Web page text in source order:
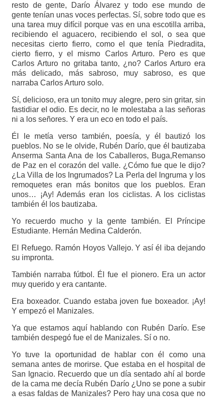
resto de gente, Darío Álvarez y todo ese mundo de
gente tenían unas voces perfectas. Sí, sobre todo que es
una tarea muy difícil porque vas en una escotilla arriba,
recibiendo el aguacero, recibiendo el sol, o sea que
necesitas cierto fierro, como el que tenía Piedradita,
cierto fierro, y el mismo Carlos Arturo. Pero es que
Carlos Arturo no gritaba tanto, ¿no? Carlos Arturo era
más delicado, más sabroso, muy sabroso, es que
narraba Carlos Arturo solo.
Sí, delicioso, era un tonito muy alegre, pero sin gritar, sin
fastidiar el odio. Es decir, no le molestaba a las señoras
ni a los señores. Y era un eco en todo el país.
Él le metía verso también, poesía, y él bautizó los
pueblos. No se le olvide, Rubén Darío, que él bautizaba
Anserma Santa Ana de los Caballeros, Buga,Remanso
de Paz en el corazón del valle. ¿Cómo fue que le dijo?
¿La Villa de los Ingrumados? La Perla del Ingruma y los
remoquetes eran más bonitos que los pueblos. Eran
unos… ¡Ay! Además eran los ciclistas. A los ciclistas
también él los bautizaba.
Yo recuerdo mucho y la gente también. El Príncipe
Estudiante. Hernán Medina Calderón.
El Refuego. Ramón Hoyos Vallejo. Y así él iba dejando
su impronta.
También narraba fútbol. Él fue el pionero. Era un actor
muy querido y era cantante.
Era boxeador. Cuando estaba joven fue boxeador. ¡Ay!
Y empezó el Manizales.
Ya que estamos aquí hablando con Rubén Darío. Ese
también despegó fue el de Manizales. Sí o no.
Yo tuve la oportunidad de hablar con él como una
semana antes de morirse. Que estaba en el hospital de
San Ignacio. Recuerdo que un día sentado ahí al borde
de la cama me decía Rubén Darío ¿Uno se pone a subir
a esas faldas de Manizales? Pero hay una cosa que no